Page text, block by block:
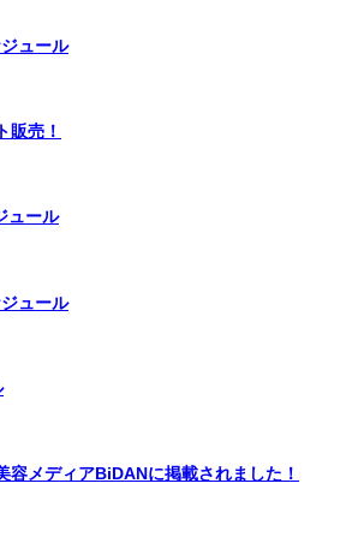
ュール
販売！
ュール
ュール
容メディアBiDANに掲載されました！